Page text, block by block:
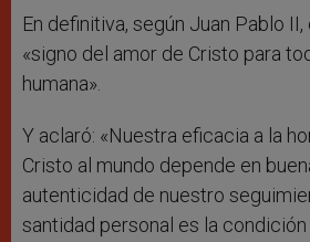
En definitiva, según Juan Pablo
«signo del amor de Cristo para
humana».
Y aclaró: «Nuestra eficacia a la
Cristo al mundo depende en
autenticidad de nuestro
santidad personal es la